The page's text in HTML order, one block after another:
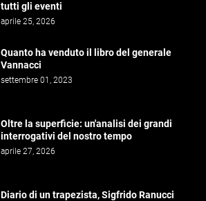
tutti gli eventi
aprile 25, 2026
Quanto ha venduto il libro del generale
Vannacci
settembre 01, 2023
Oltre la superficie: un'analisi dei grandi
interrogativi del nostro tempo
aprile 27, 2026
Diario di un trapezista, Sigfrido Ranucci